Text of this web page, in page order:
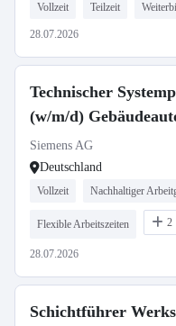
Vollzeit Teilzeit
28.07.2026
Technischer
(w/m/d)
Siemens AG
Deutschland
Vollzeit Nachhaltiger
Flexible Arbeitszeiten 2
28.07.2026
Schichtführer